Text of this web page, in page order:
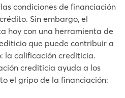
condiciones de financiación
Sin embargo, el
hoy con una herramienta de
que puede contribuir a
la calificación crediticia.
crediticia ayuda a los
el gripo de la financiación: